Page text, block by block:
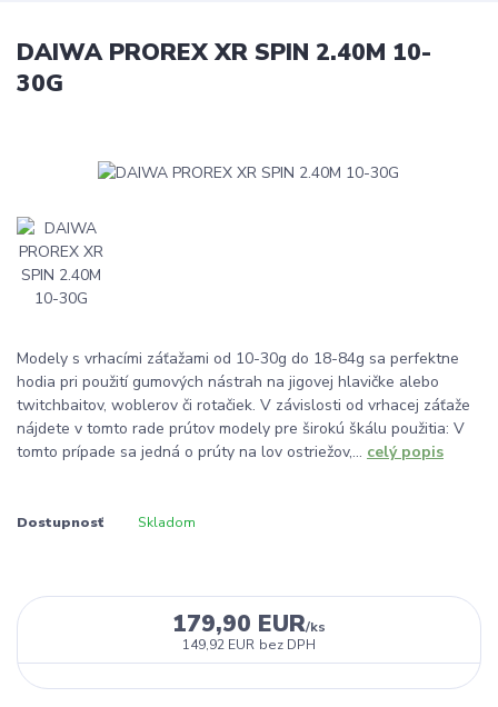
DAIWA PROREX XR SPIN 2.40M 10-
30G
Modely s vrhacími záťažami od 10-30g do 18-84g sa perfektne
hodia pri použití gumových nástrah na jigovej hlavičke alebo
twitchbaitov, woblerov či rotačiek. V závislosti od vrhacej záťaže
nájdete v tomto rade prútov modely pre širokú škálu použitia: V
tomto prípade sa jedná o prúty na lov ostriežov,... celý popis
Dostupnosť Skladom
179,90 EUR/ks
149,92 EUR bez DPH